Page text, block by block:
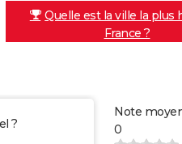
Quelle est la ville la plus
France ?
?
Note
0